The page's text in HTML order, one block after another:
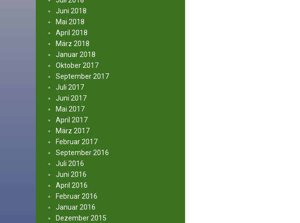
Juni 2018
Mai 2018
April 2018
März 2018
Januar 2018
Oktober 2017
September 2017
Juli 2017
Juni 2017
Mai 2017
April 2017
März 2017
Februar 2017
September 2016
Juli 2016
Juni 2016
April 2016
Februar 2016
Januar 2016
Dezember 2015